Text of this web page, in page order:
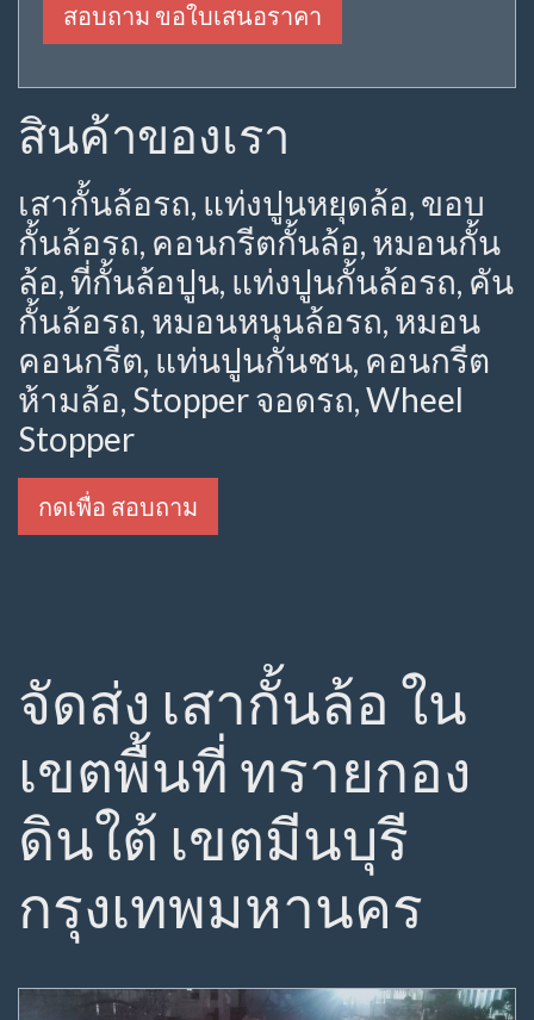
สอบถาม ขอใบเสนอราคา
สินค้าของเรา
เสากั้นล้อรถ, แท่งปูนหยุดล้อ, ขอบ
กั้นล้อรถ, คอนกรีตกั้นล้อ, หมอนกั้น
ล้อ, ที่กั้นล้อปูน, แท่งปูนกั้นล้อรถ, คัน
กั้นล้อรถ, หมอนหนุนล้อรถ, หมอน
คอนกรีต, แท่นปูนกันชน, คอนกรีต
ห้ามล้อ, Stopper จอดรถ, Wheel
Stopper
กดเพื่อ สอบถาม
จัดส่ง เสากั้นล้อ ใน
เขตพื้นที่ ทรายกอง
ดินใต้ เขตมีนบุรี
กรุงเทพมหานคร